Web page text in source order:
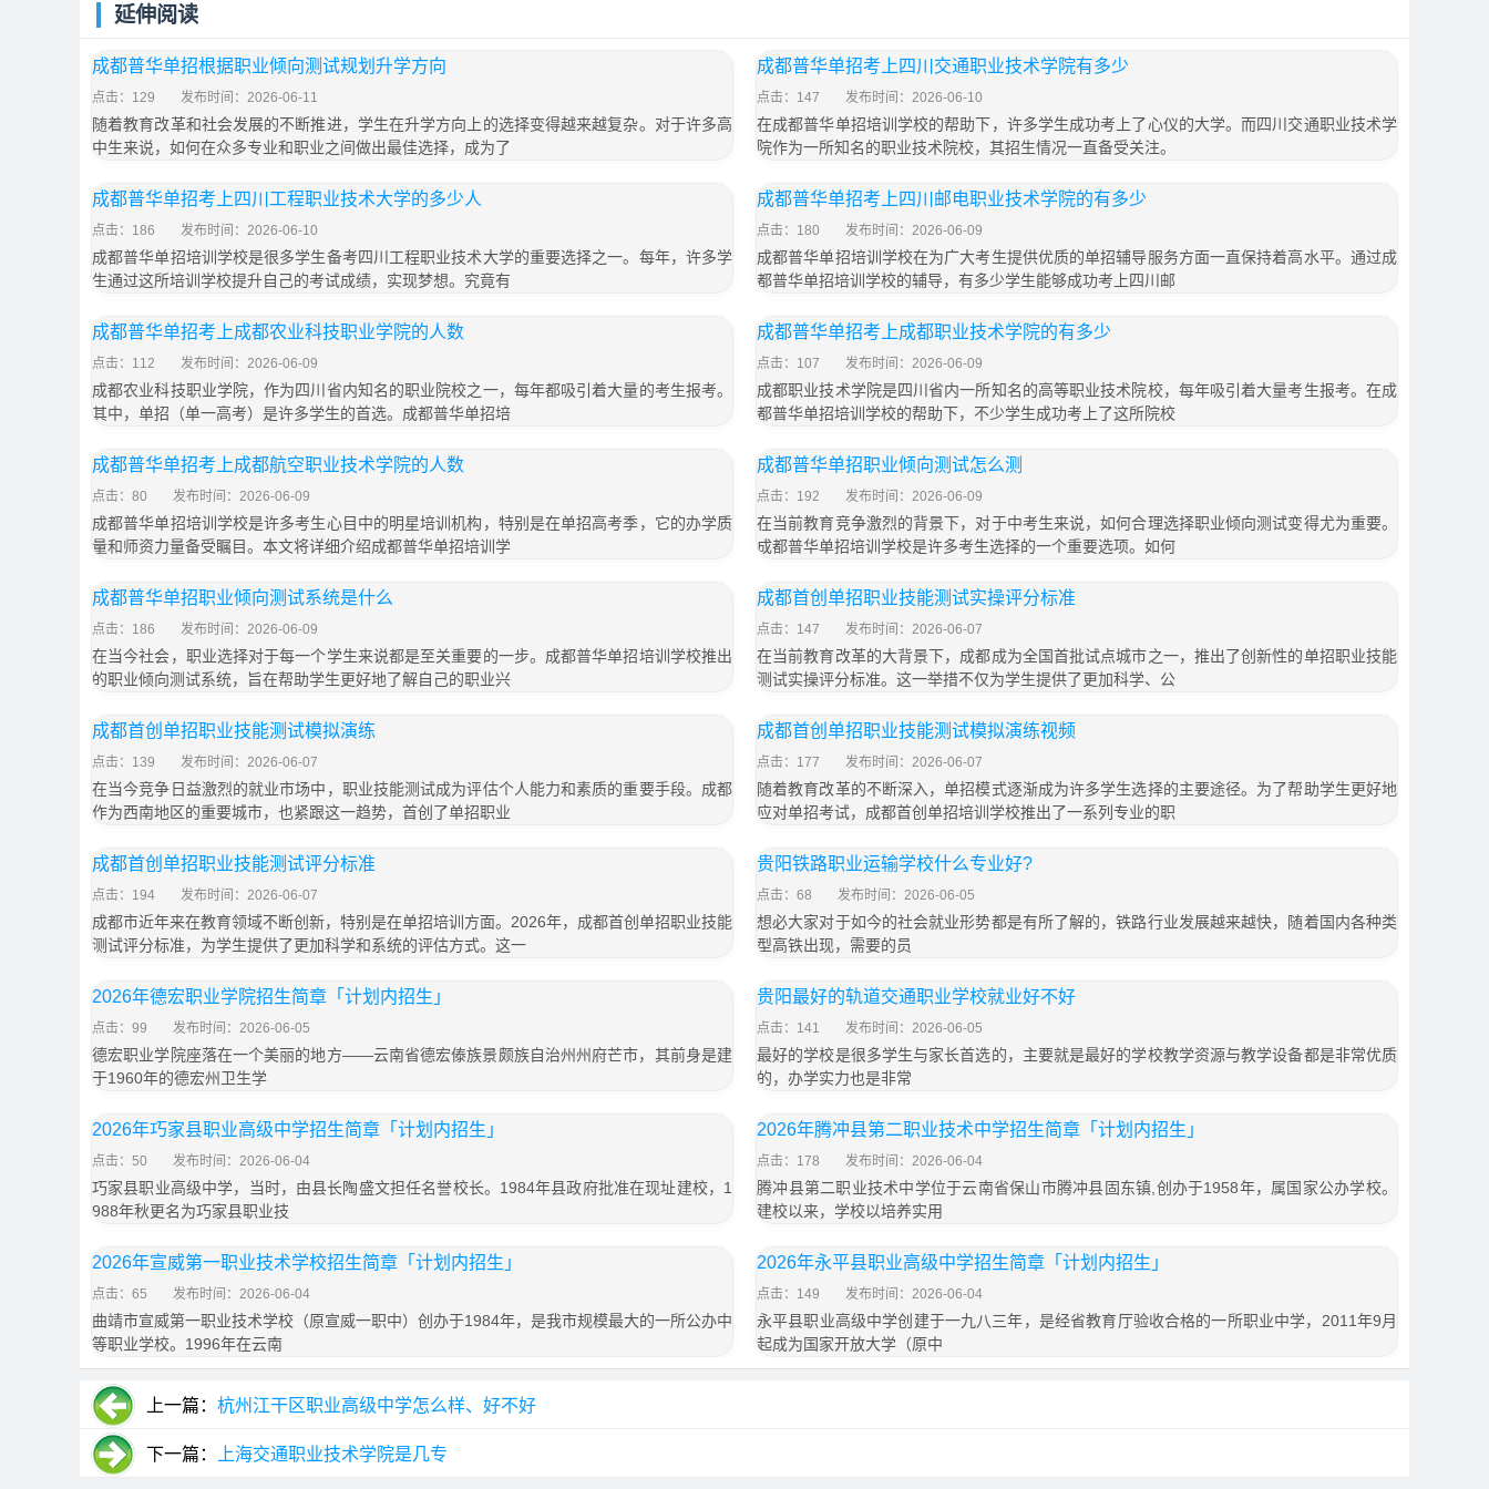
延伸阅读
成都普华单招根据职业倾向测试规划升学方向
点击：129 发布时间：2026-06-11
随着教育改革和社会发展的不断推进，学生在升学方向上的选择变得越来越复杂。对于许多高
中生来说，如何在众多专业和职业之间做出最佳选择，成为了
成都普华单招考上四川交通职业技术学院有多少
点击：147 发布时间：2026-06-10
在成都普华单招培训学校的帮助下，许多学生成功考上了心仪的大学。而四川交通职业技术学
院作为一所知名的职业技术院校，其招生情况一直备受关注。
成都普华单招考上四川工程职业技术大学的多少人
点击：186 发布时间：2026-06-10
成都普华单招培训学校是很多学生备考四川工程职业技术大学的重要选择之一。每年，许多学
生通过这所培训学校提升自己的考试成绩，实现梦想。究竟有
成都普华单招考上四川邮电职业技术学院的有多少
点击：180 发布时间：2026-06-09
成都普华单招培训学校在为广大考生提供优质的单招辅导服务方面一直保持着高水平。通过成
都普华单招培训学校的辅导，有多少学生能够成功考上四川邮
成都普华单招考上成都农业科技职业学院的人数
点击：112 发布时间：2026-06-09
成都农业科技职业学院，作为四川省内知名的职业院校之一，每年都吸引着大量的考生报考。
其中，单招（单一高考）是许多学生的首选。成都普华单招培
成都普华单招考上成都职业技术学院的有多少
点击：107 发布时间：2026-06-09
成都职业技术学院是四川省内一所知名的高等职业技术院校，每年吸引着大量考生报考。在成
都普华单招培训学校的帮助下，不少学生成功考上了这所院校
成都普华单招考上成都航空职业技术学院的人数
点击：80 发布时间：2026-06-09
成都普华单招培训学校是许多考生心目中的明星培训机构，特别是在单招高考季，它的办学质
量和师资力量备受瞩目。本文将详细介绍成都普华单招培训学
成都普华单招职业倾向测试怎么测
点击：192 发布时间：2026-06-09
在当前教育竞争激烈的背景下，对于中考生来说，如何合理选择职业倾向测试变得尤为重要。
成都普华单招培训学校是许多考生选择的一个重要选项。如何
成都普华单招职业倾向测试系统是什么
点击：186 发布时间：2026-06-09
在当今社会，职业选择对于每一个学生来说都是至关重要的一步。成都普华单招培训学校推出
的职业倾向测试系统，旨在帮助学生更好地了解自己的职业兴
成都首创单招职业技能测试实操评分标准
点击：147 发布时间：2026-06-07
在当前教育改革的大背景下，成都成为全国首批试点城市之一，推出了创新性的单招职业技能
测试实操评分标准。这一举措不仅为学生提供了更加科学、公
成都首创单招职业技能测试模拟演练
点击：139 发布时间：2026-06-07
在当今竞争日益激烈的就业市场中，职业技能测试成为评估个人能力和素质的重要手段。成都
作为西南地区的重要城市，也紧跟这一趋势，首创了单招职业
成都首创单招职业技能测试模拟演练视频
点击：177 发布时间：2026-06-07
随着教育改革的不断深入，单招模式逐渐成为许多学生选择的主要途径。为了帮助学生更好地
应对单招考试，成都首创单招培训学校推出了一系列专业的职
成都首创单招职业技能测试评分标准
点击：194 发布时间：2026-06-07
成都市近年来在教育领域不断创新，特别是在单招培训方面。2026年，成都首创单招职业技能
测试评分标准，为学生提供了更加科学和系统的评估方式。这一
贵阳铁路职业运输学校什么专业好?
点击：68 发布时间：2026-06-05
想必大家对于如今的社会就业形势都是有所了解的，铁路行业发展越来越快，随着国内各种类
型高铁出现，需要的员
2026年德宏职业学院招生简章「计划内招生」
点击：99 发布时间：2026-06-05
德宏职业学院座落在一个美丽的地方——云南省德宏傣族景颇族自治州州府芒市，其前身是建
于1960年的德宏州卫生学
贵阳最好的轨道交通职业学校就业好不好
点击：141 发布时间：2026-06-05
最好的学校是很多学生与家长首选的，主要就是最好的学校教学资源与教学设备都是非常优质
的，办学实力也是非常
2026年巧家县职业高级中学招生简章「计划内招生」
点击：50 发布时间：2026-06-04
巧家县职业高级中学，当时，由县长陶盛文担任名誉校长。1984年县政府批准在现址建校，1
988年秋更名为巧家县职业技
2026年腾冲县第二职业技术中学招生简章「计划内招生」
点击：178 发布时间：2026-06-04
腾冲县第二职业技术中学位于云南省保山市腾冲县固东镇,创办于1958年，属国家公办学校。
建校以来，学校以培养实用
2026年宣威第一职业技术学校招生简章「计划内招生」
点击：65 发布时间：2026-06-04
曲靖市宣威第一职业技术学校（原宣威一职中）创办于1984年，是我市规模最大的一所公办中
等职业学校。1996年在云南
2026年永平县职业高级中学招生简章「计划内招生」
点击：149 发布时间：2026-06-04
永平县职业高级中学创建于一九八三年，是经省教育厅验收合格的一所职业中学，2011年9月
起成为国家开放大学（原中
上一篇： 杭州江干区职业高级中学怎么样、好不好
下一篇： 上海交通职业技术学院是几专